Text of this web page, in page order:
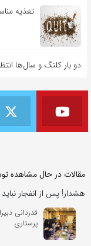
تغذیه
دو بار کلنگ و سال‌ها
مقالات در حال مشاهده
هشدار! پس از انفجار
قدردانی
پرستاری